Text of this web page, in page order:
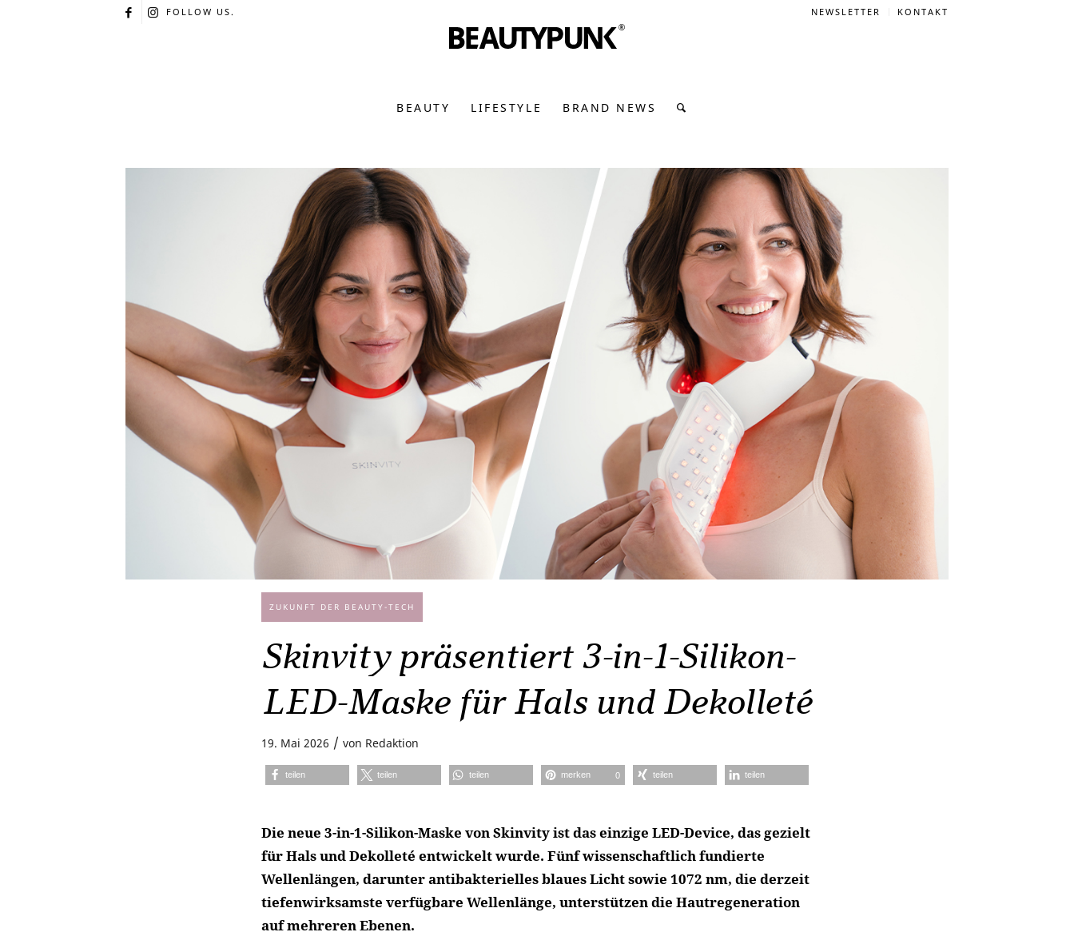
NEWSLETTER KONTAKT
FOLLOW US.
BEAUTY LIFESTYLE BRAND NEWS
ZUKUNFT DER BEAUTY-TECH
Skinvity präsentiert 3-in-1-Silikon-
LED-Maske für Hals und Dekolleté
19. Mai 2026 / von Redaktion
teilen teilen teilen merken 0 teilen teilen
Die neue 3-in-1-Silikon-Maske von Skinvity ist das einzige LED-Device, das gezielt
für Hals und Dekolleté entwickelt wurde. Fünf wissenschaftlich fundierte
Wellenlängen, darunter antibakterielles blaues Licht sowie 1072 nm, die derzeit
tiefenwirksamste verfügbare Wellenlänge, unterstützen die Hautregeneration
auf mehreren Ebenen.